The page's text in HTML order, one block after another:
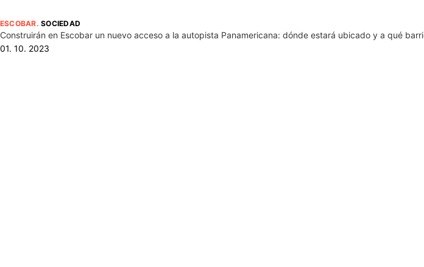
ESCOBAR.SOCIEDAD
Construirán en Escobar un nuevo acceso a la autopista Panamericana: dónde estará ubicado y a qué
01. 10. 2023